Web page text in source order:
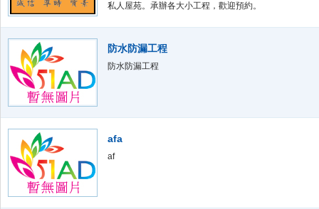
私人屋苑。承辦各大小工程，歡迎預約。
防水防漏工程
防水防漏工程
afa
af